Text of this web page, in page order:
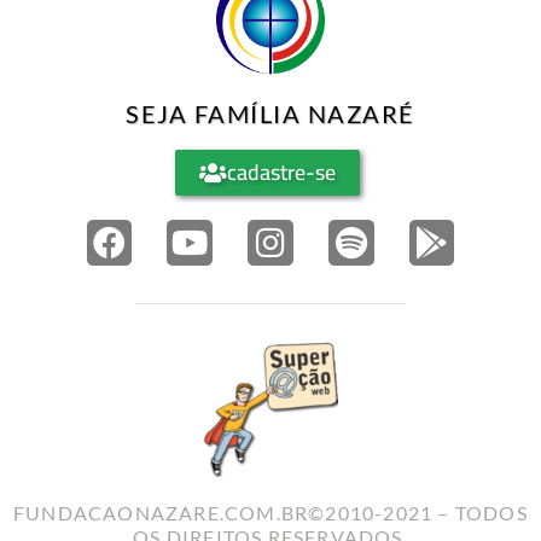
SEJA FAMÍLIA NAZARÉ
cadastre-se
FUNDACAONAZARE.COM.BR©2010-2021 – TODOS